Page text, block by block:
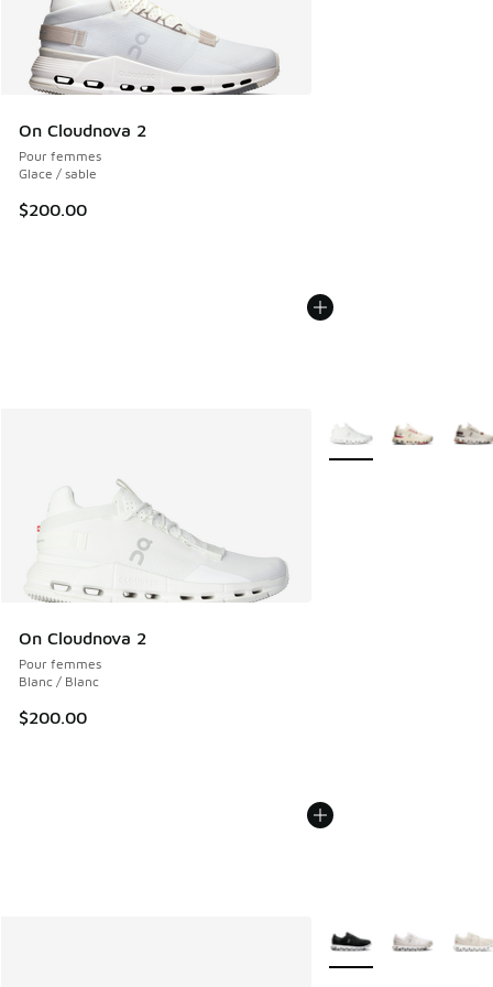
On Cloudnova 2
Pour femmes
Glace / sable
$200.00
On Cloudnova 2
Pour femmes
Blanc / Blanc
$200.00
Plus de couleurs
Plus de couleurs